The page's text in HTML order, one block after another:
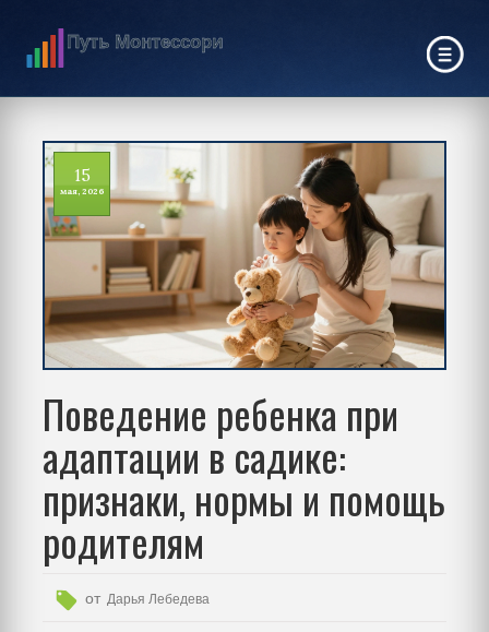
15
мая, 2026
Поведение ребенка при
адаптации в садике:
признаки, нормы и помощь
родителям
от Дарья Лебедева